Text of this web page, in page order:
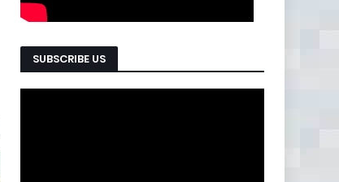
SUBSCRIBE US